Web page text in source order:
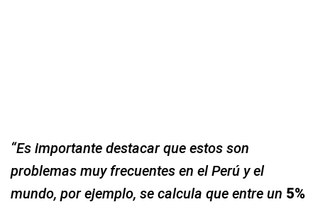
“Es importante destacar que estos son
problemas muy frecuentes en el Perú y el
mundo, por ejemplo, se calcula que entre un 5%